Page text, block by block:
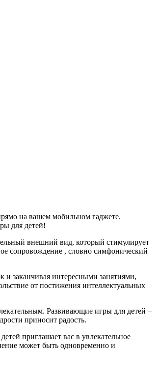
на вашем мобильном гаджете.
для детей!
внешний вид, который стимулирует
сопровождение , словно симфонический
и заканчивая интересными занятиями,
от постижения интеллектуальных
Развивающие игры для детей –
приносит радость.
приглашает вас в увлекательное
может быть одновременно и